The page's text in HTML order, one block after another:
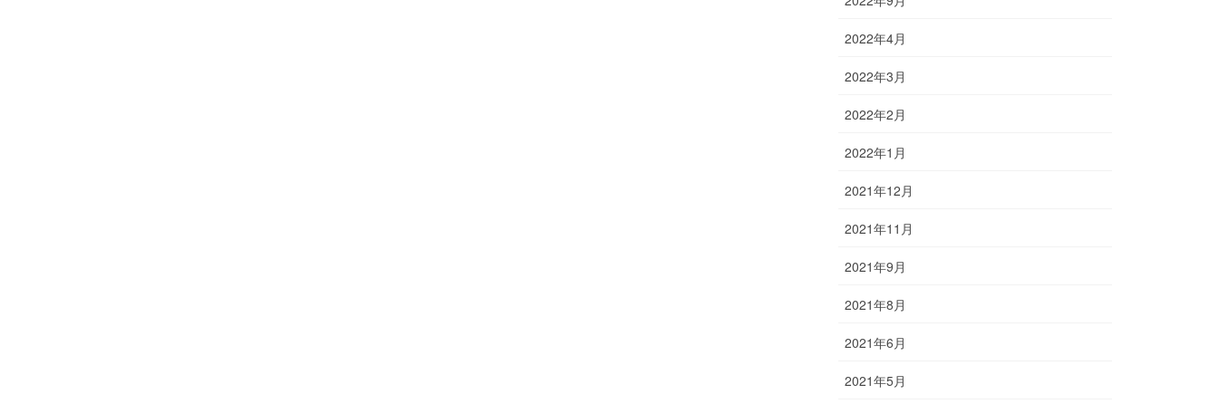
2022年4月
2022年3月
2022年2月
2022年1月
2021年12月
2021年11月
2021年9月
2021年8月
2021年6月
2021年5月